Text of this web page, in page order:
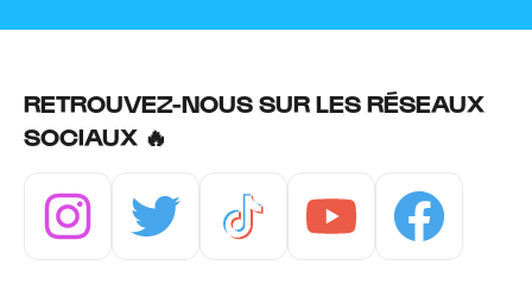
RETROUVEZ-NOUS SUR LES RÉSEAUX
SOCIAUX 🔥